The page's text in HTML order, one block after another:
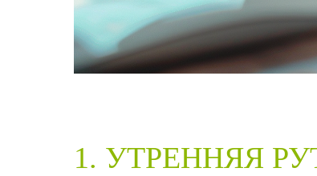
1. УТРЕННЯЯ